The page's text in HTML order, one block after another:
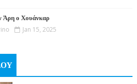
Άρη ο Χουάνκαρ
Jan 15, 2025